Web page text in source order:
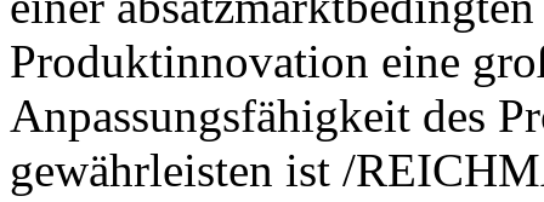
Produktinnovation eine
Anpassungsfähigkeit des
gewährleisten ist /